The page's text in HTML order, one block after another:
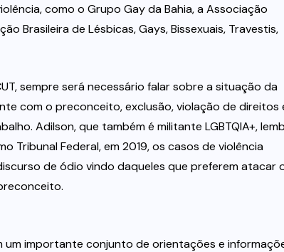
como o Grupo Gay da Bahia, a Associação
Brasileira de Lésbicas, Gays, Bissexuais, Travestis,
sempre será necessário falar sobre a situação da
com o preconceito, exclusão, violação de direitos
Adilson, que também é militante LGBTQIA+,
Tribunal Federal, em 2019, os casos de violência
de ódio vindo daqueles que preferem atacar
um importante conjunto de orientações e